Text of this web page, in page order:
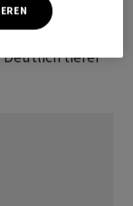
Die
für
Deutlich tiefer